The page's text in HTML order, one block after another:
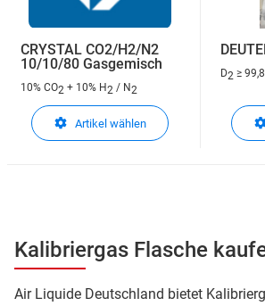
CRYSTAL CO2/H2/N2
10/10/80 Gasgemisch
10% CO2 + 10% H2 / N2
Artikel wählen
D2 ≥
Kalibriergas Flasche
Air Liquide Deutschland bietet